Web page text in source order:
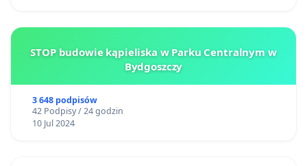
STOP budowie kąpieliska w Parku Centralnym w
Bydgoszczy
3 648 podpisów
42 Podpisy / 24 godzin
10 Jul 2024